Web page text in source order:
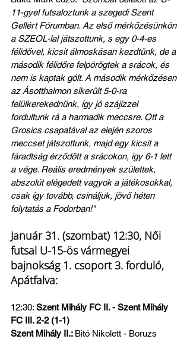
11-gyel futsaloztunk a szegedi Szent
Gellért Fórumban. Az első mérkőzésünkön
a SZEOL-lal játszottunk, s egy 0-4-es
félidővel, kicsit álmoskásan kezdtünk, de a
második félidőre felpörögtek a srácok, és
nem is kaptak gólt. A második mérkőzésen
az Ásotthalmon sikerült 5-0-ra
felülkerekednünk, így jó szájízzel
fordultunk rá a harmadik meccsre. Ott a
Grosics csapatával az elején szoros
meccset játszottunk, majd egy kicsit a
fáradtság érződött a srácokon, így 6-1 lett
a vége. Reális eredmények születtek,
abszolút elégedett vagyok a játékosokkal,
csak így tovább, csináljuk, jövő héten
folytatás a Fodorban!"
Január 31. (szombat) 12:30, Női
futsal U-15-ös vármegyei
bajnokság 1. csoport 3. forduló,
Apátfalva:
12:30: Szent Mihály FC II. - Szent Mihály
FC III. 2-2 (1-1)
Szent Mihály II.: Bitó Nikolett - Boruzs